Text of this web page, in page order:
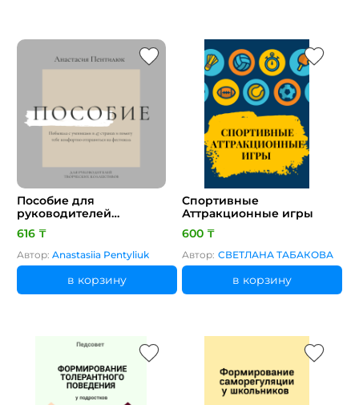
Пособие для
руководителей
творческих коллективов
616 ₸
Автор: Anastasiia Pentyliuk
в корзину
Спортивные
Аттракционные игры
600 ₸
Автор: СВЕТЛАНА ТАБАКОВА
в корзину